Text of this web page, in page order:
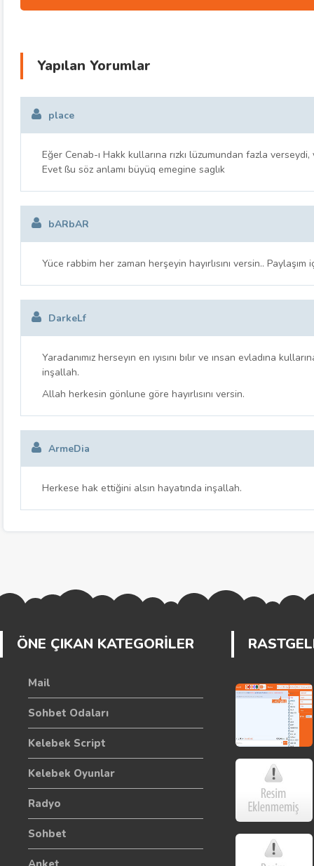
Yapılan Yorumlar
place
Eğer Cenab-ı Hakk kullarına rızkı lüzumundan fazla
Evet ßu söz anlamı büyüq emegine saglık
bARbAR
Yüce rabbim her zaman herşeyin hayırlısını versin..
DarkeLf
Yaradanımız herseyın en ıyısını bılır ve ınsan evladına
inşallah.
Allah herkesin gönlune göre hayırlısını versin.
ArmeDia
Herkese hak ettiğini alsın hayatında inşallah.
ÖNE ÇIKAN KATEGORİLER
Mail
Sohbet Odaları
Kelebek Script
Kelebek Oyunlar
Radyo
Sohbet